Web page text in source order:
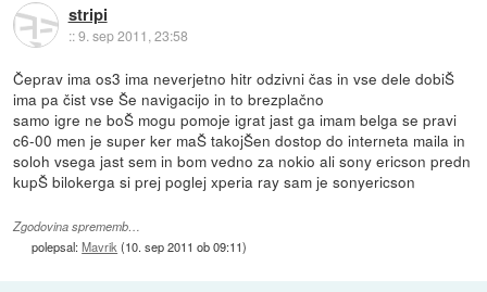
stripi
::9. sep 2011, 23:58
Čeprav ima os3 ima neverjetno hitr odzivni čas in vse dele dobiŠ
ima pa čist vse Še navigacijo in to brezplačno
samo igre ne boŠ mogu pomoje igrat jast ga imam belga se pravi
c6-00 men je super ker maŠ takojŠen dostop do interneta maila in
soloh vsega jast sem in bom vedno za nokio ali sony ericson predn
kupŠ bilokerga si prej poglej xperia ray sam je sonyericson
Zgodovina sprememb…
polepsal:Mavrik(10. sep 2011 ob 09:11)